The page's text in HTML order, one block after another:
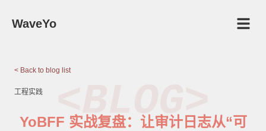
WaveYo
< Back to blog list
工程实践
YoBFF 实战复盘：让审计日志从“可
<BLOG>